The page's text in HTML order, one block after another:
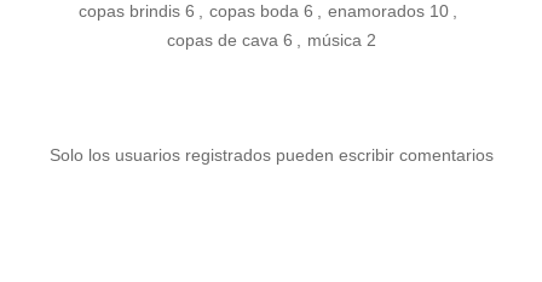
copas brindis 6 copas boda 6 enamorados 10
copas de cava 6 música 2
Solo los usuarios registrados pueden escribir comentarios